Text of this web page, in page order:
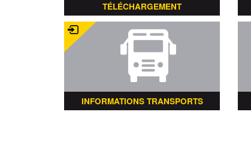
TÉLÉCHARGEMENT
INFORMATIONS TRANSPORTS